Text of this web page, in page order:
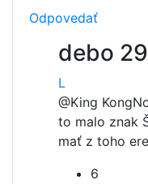
Odpovedať
debo
L
@King Kong
to malo znak
mať z toho
6